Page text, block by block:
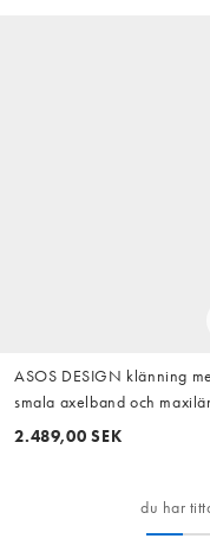
ASOS DESIGN klänning
smala axelband och
med utsmyckningar och
2.489,00 SEK
du har